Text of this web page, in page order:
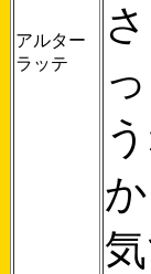
アルター
ラッテ